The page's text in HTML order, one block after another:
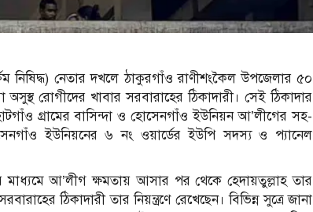
নিষিদ্ধ) নেতার দখলে ঠাকুরগাঁও রাণীশংকৈল উপজেলার ৫০
অসুস্থ রোগীদের খাবার সরবারাহের ঠিকাদারী। সেই ঠিকাদার
গ্রামের বাসিন্দা ও হোসেনগাঁও ইউনিয়ন আ’লীগের সহ-
ইউনিয়নের ৬ নং ওয়ার্ডের ইউপি সদস্য ও প্যানেল
আ’লীগ ক্ষমতায় আসার পর থেকে হেদায়তুল্লাহ তার
ঠিকাদারী তার নিয়ন্ত্রণে রেখেছেন। বিভিন্ন সুত্রে জানা